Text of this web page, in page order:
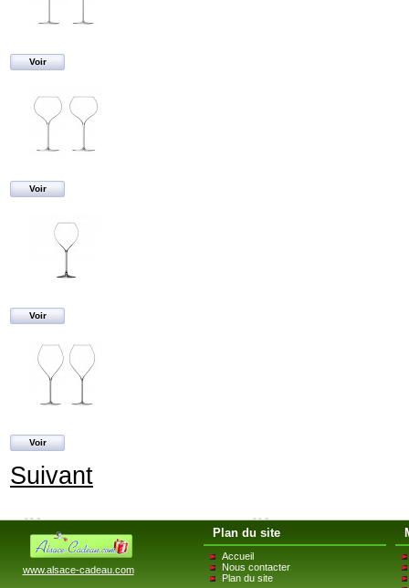
Voir
Voir
Voir
Voir
Suivant
www.alsace-cadeau.com
Plan du site
Accueil
Nous contacter
Plan du site